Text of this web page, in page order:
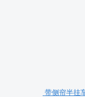
带侧帘半挂